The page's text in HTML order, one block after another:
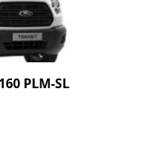
PLM-SL